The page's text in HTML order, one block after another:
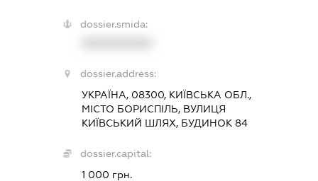
dossier.smida:
dossier.address:
УКРАЇНА, 08300, КИЇВСЬКА ОБЛ.,
МІСТО БОРИСПІЛЬ, ВУЛИЦЯ
КИЇВСЬКИЙ ШЛЯХ, БУДИНОК 84
dossier.capital:
1 000 грн.